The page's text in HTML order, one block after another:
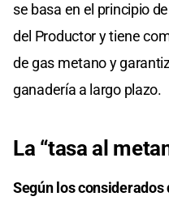
se basa en el principio
del Productor y tiene
de gas metano y
ganadería a largo plazo.
La “tasa al
Según los considerados